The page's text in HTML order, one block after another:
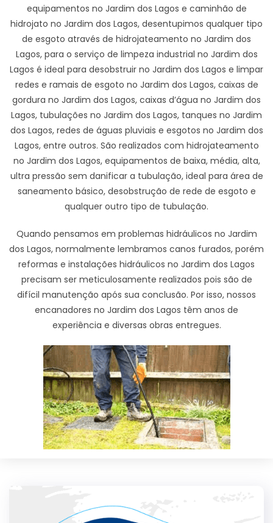
equipamentos no Jardim dos Lagos e caminhão de
hidrojato no Jardim dos Lagos, desentupimos qualquer tipo
de esgoto através de hidrojateamento no Jardim dos
Lagos, para o serviço de limpeza industrial no Jardim dos
Lagos é ideal para desobstruir no Jardim dos Lagos e limpar
redes e ramais de esgoto no Jardim dos Lagos, caixas de
gordura no Jardim dos Lagos, caixas d’água no Jardim dos
Lagos, tubulações no Jardim dos Lagos, tanques no Jardim
dos Lagos, redes de águas pluviais e esgotos no Jardim dos
Lagos, entre outros. São realizados com hidrojateamento
no Jardim dos Lagos, equipamentos de baixa, média, alta,
ultra pressão sem danificar a tubulação, ideal para área de
saneamento básico, desobstrução de rede de esgoto e
qualquer outro tipo de tubulação.
Quando pensamos em problemas hidráulicos no Jardim
dos Lagos, normalmente lembramos canos furados, porém
reformas e instalações hidráulicos no Jardim dos Lagos
precisam ser meticulosamente realizados pois são de
difícil manutenção após sua conclusão. Por isso, nossos
encanadores no Jardim dos Lagos têm anos de
experiência e diversas obras entregues.